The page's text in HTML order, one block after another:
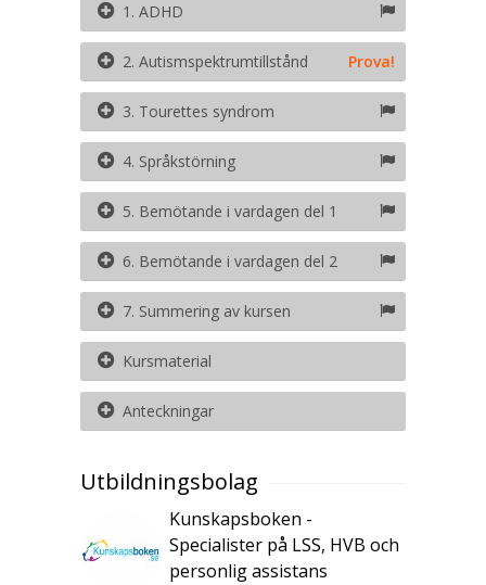
1. ADHD
2. Autismspektrumtillstånd Prova!
3. Tourettes syndrom
4. Språkstörning
5. Bemötande i vardagen del 1
6. Bemötande i vardagen del 2
7. Summering av kursen
Kursmaterial
Anteckningar
Utbildningsbolag
Kunskapsboken -
Specialister på LSS, HVB och
personlig assistans